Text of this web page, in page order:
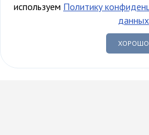
используем Политику
данных
ХОРОШО